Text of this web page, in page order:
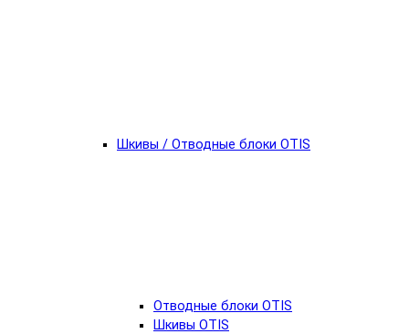
Шкивы / Отводные блоки OTIS
Отводные блоки OTIS
Шкивы OTIS